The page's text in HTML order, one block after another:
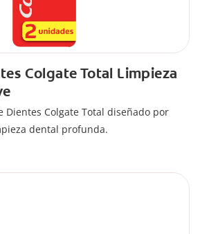
Colgate Total Limpieza
Dientes Colgate Total diseñado por
dental profunda.